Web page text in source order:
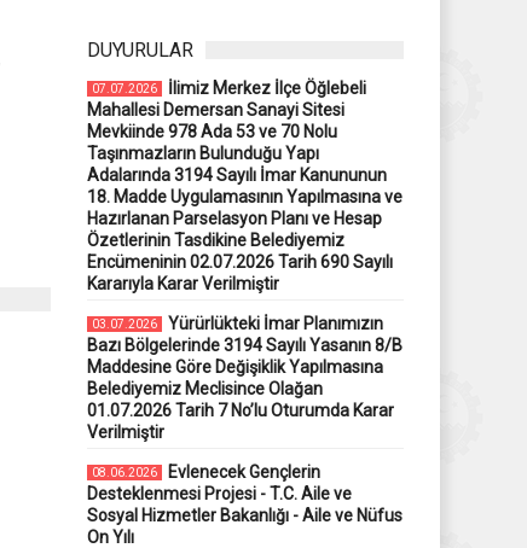
DUYURULAR
07.07.2026
İlimiz Merkez İlçe Öğlebeli
Mahallesi Demersan Sanayi Sitesi
Mevkiinde 978 Ada 53 ve 70 Nolu
Taşınmazların Bulunduğu Yapı
Adalarında 3194 Sayılı İmar Kanununun
18. Madde Uygulamasının Yapılmasına ve
Hazırlanan Parselasyon Planı ve Hesap
Özetlerinin Tasdikine Belediyemiz
Encümeninin 02.07.2026 Tarih 690 Sayılı
Kararıyla Karar Verilmiştir
03.07.2026
Yürürlükteki İmar Planımızın
Bazı Bölgelerinde 3194 Sayılı Yasanın 8/B
Maddesine Göre Değişiklik Yapılmasına
Belediyemiz Meclisince Olağan
01.07.2026 Tarih 7 No’lu Oturumda Karar
Verilmiştir
08.06.2026
Evlenecek Gençlerin
Desteklenmesi Projesi - T.C. Aile ve
Sosyal Hizmetler Bakanlığı - Aile ve Nüfus
On Yılı